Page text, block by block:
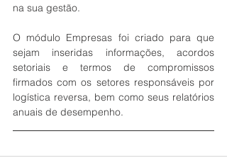
na sua gestão.
O módulo Empresas foi criado para que
sejam inseridas informações, acordos
setoriais e termos de compromissos
firmados com os setores responsáveis por
logística reversa, bem como seus relatórios
anuais de desempenho.